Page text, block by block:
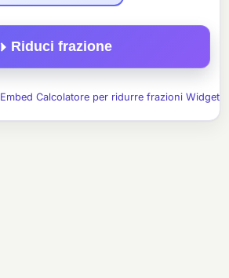
Riduci frazione
Embed Calcolatore per ridurre frazioni Widget